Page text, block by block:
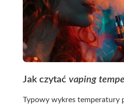
Jak czytać vaping
Typowy wykres temperatury